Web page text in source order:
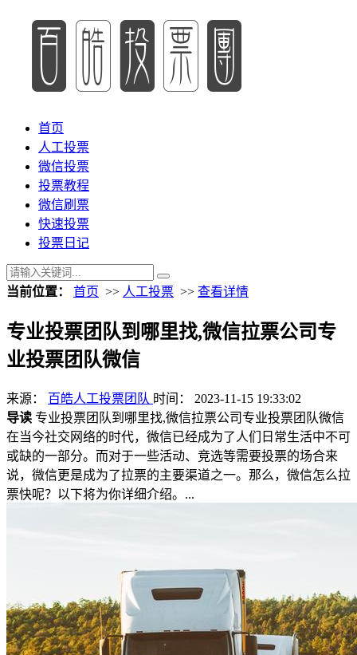
首页
人工投票
微信投票
投票教程
微信刷票
快速投票
投票日记
当前位置： 首页 >> 人工投票 >> 查看详情
专业投票团队到哪里找,微信拉票公司专
业投票团队微信
来源： 百皓人工投票团队 时间： 2023-11-15 19:33:02
导读 专业投票团队到哪里找,微信拉票公司专业投票团队微信
在当今社交网络的时代，微信已经成为了人们日常生活中不可
或缺的一部分。而对于一些活动、竞选等需要投票的场合来
说，微信更是成为了拉票的主要渠道之一。那么，微信怎么拉
票快呢？以下将为你详细介绍。...